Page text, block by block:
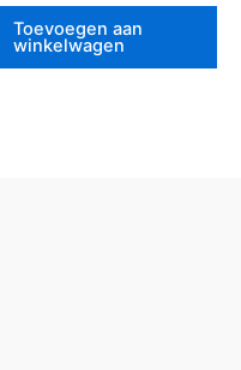
Toevoegen aan
winkelwagen